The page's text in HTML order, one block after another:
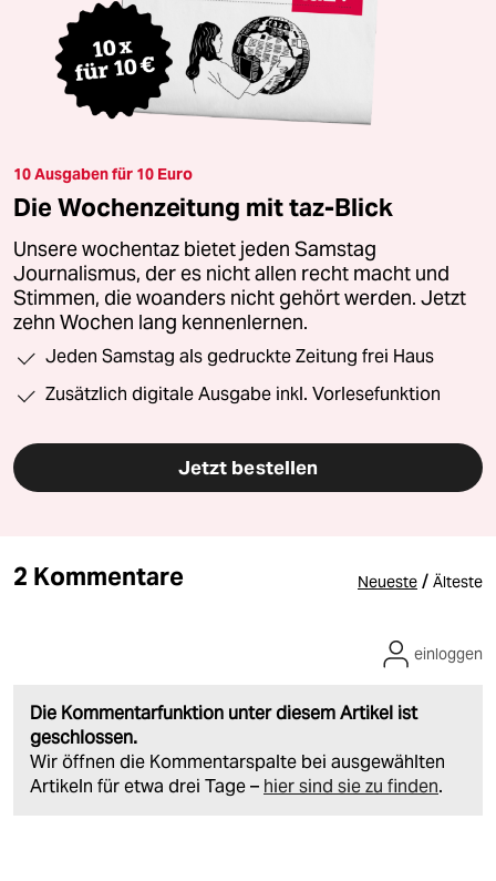
10 Ausgaben für 10 Euro
Die Wochenzeitung mit taz-Blick
Unsere wochentaz bietet jeden Samstag
Journalismus, der es nicht allen recht macht und
Stimmen, die woanders nicht gehört werden. Jetzt
zehn Wochen lang kennenlernen.
Jeden Samstag als gedruckte Zeitung frei Haus
Zusätzlich digitale Ausgabe inkl. Vorlesefunktion
Jetzt bestellen
2 Kommentare Neueste / Älteste
Die Kommentarfunktion unter diesem Artikel ist
geschlossen.
Wir öffnen die Kommentarspalte bei ausgewählten
Artikeln für etwa drei Tage – hier sind sie zu finden.
einloggen